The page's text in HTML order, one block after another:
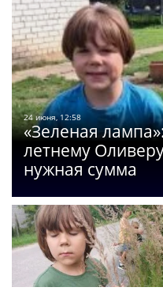
24 июня, 12:58
«Зеленая
летнему
нужная сумма